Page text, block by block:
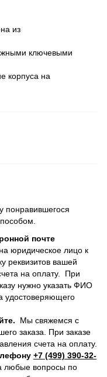
из
ключевыми
корпуса на
понравившегося
почте
на юридическое лицо к
реквизитов вашей
на оплату. При
нужно указать ФИО
удостоверяющего
Мы свяжемся с
заказа. При заказе
счета на оплату.
+7 (499) 390-32-
любые вопросы по